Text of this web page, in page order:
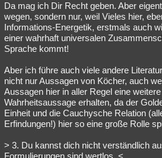
Da mag ich Dir Recht geben. Aber
wegen, sondern nur, weil Vieles hier,
Informations-Energetik, erstmals auch
einer wahrhaft universalen
Sprache kommt!
Aber ich führe auch viele andere
nicht nur Aussagen von Köcher, auch
Aussagen hier in aller Regel eine
Wahrheitsaussage erhalten, da der
Einheit und die Cauchysche Relation
Erfindungen!) hier so eine große Rolle
> 3. Du kannst dich nicht verständlich
Formulierungen sind wertlos. <